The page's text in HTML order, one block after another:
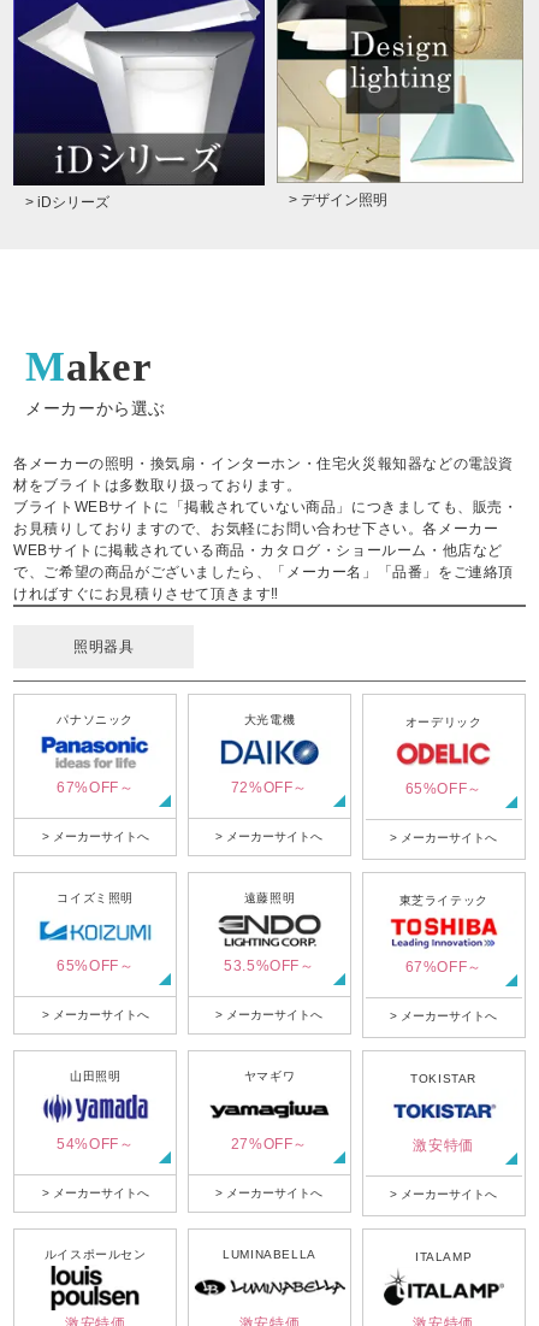
> iDシリーズ > デザイン照明
Maker
メーカーから選ぶ
各メーカーの照明・換気扇・インターホン・住宅火災報知器などの電設資
材をブライトは多数取り扱っております。
ブライトWEBサイトに「掲載されていない商品」につきましても、販売・
お見積りしておりますので、お気軽にお問い合わせ下さい。各メーカー
WEBサイトに掲載されている商品・カタログ・ショールーム・他店など
で、ご希望の商品がございましたら、「メーカー名」「品番」をご連絡頂
ければすぐにお見積りさせて頂きます‼
照明器具
パナソニック
67%OFF～
> メーカーサイトへ
大光電機
72%OFF～
> メーカーサイトへ
オーデリック
65%OFF～
> メーカーサイトへ
コイズミ照明
65%OFF～
> メーカーサイトへ
遠藤照明
53.5%OFF～
> メーカーサイトへ
東芝ライテック
67%OFF～
> メーカーサイトへ
山田照明
54%OFF～
> メーカーサイトへ
ヤマギワ
27%OFF～
> メーカーサイトへ
TOKISTAR
激安特価
> メーカーサイトへ
ルイスポールセン LUMINABELLA ITALAMP